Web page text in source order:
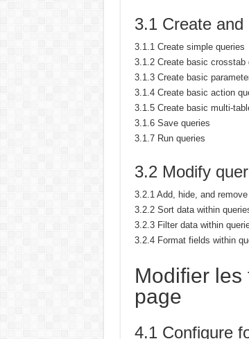
3.1 Create and
3.1.1 Create simple queries
3.1.2 Create basic crosstab
3.1.3 Create basic
3.1.4 Create basic action
3.1.5 Create basic multi-
3.1.6 Save queries
3.1.7 Run queries
3.2 Modify
3.2.1 Add, hide, and
3.2.2 Sort data within
3.2.3 Filter data within
3.2.4 Format fields within
Modifier les
page
4.1 Configure